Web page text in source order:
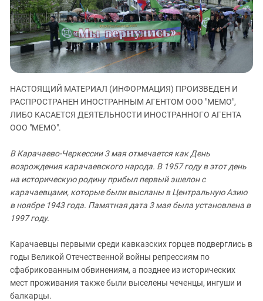
ЗАСТАВЛЯЕТ
КАВКАЗ ЗА ПАЛЕСТИНУ
ИНАКОМЫСЛИЕ В ЧЕЧНЕ
ПРЕСЛЕДОВАНИЕ АКТИВИСТОВ
МОБИЛИЗАЦИЯ И ПРОТЕСТЫ
Дагестан
Ингушетия
Кабардино-Балкария
Калмыкия
Карачаево-Черкесия
Краснодарский край
Нагорный Карабах
Ростовская область
Северная Осетия - Алания
СКФО
Ставропольский край
Южная Осетия
Южный Кавказ
ЮФО
НАСТОЯЩИЙ МАТЕРИАЛ (ИНФОРМАЦИЯ) ПРОИЗВЕДЕН И
РАСПРОСТРАНЕН ИНОСТРАННЫМ АГЕНТОМ ООО "МЕМО",
ЛИБО КАСАЕТСЯ ДЕЯТЕЛЬНОСТИ ИНОСТРАННОГО АГЕНТА
ООО "МЕМО".
В Карачаево-Черкессии 3 мая отмечается как День
возрождения карачаевского народа. В 1957 году в этот день
на историческую родину прибыл первый эшелон с
карачаевцами, которые были высланы в Центральную Азию
в ноябре 1943 года. Памятная дата 3 мая была установлена в
1997 году.
Карачаевцы первыми среди кавказских горцев подверглись в
годы Великой Отечественной войны репрессиям по
сфабрикованным обвинениям, а позднее из исторических
мест проживания также были выселены чеченцы, ингуши и
балкарцы.